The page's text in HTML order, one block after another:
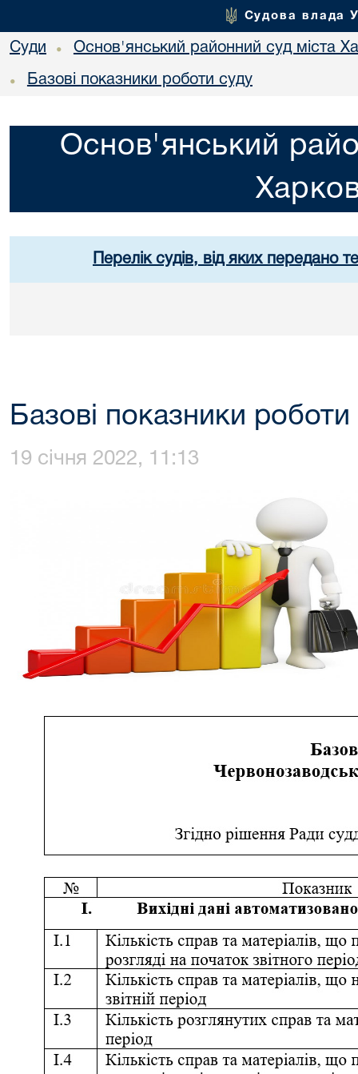
Судова влада
Суди • Основ'янський районний суд міста
• Базові показники роботи суду
Основ'янський
Перелік судів, від яких передано
Базові показники роботи
19 січня 2022, 11:13